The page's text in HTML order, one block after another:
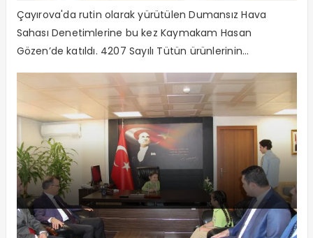
Çayırova'da rutin olarak yürütülen Dumansız Hava
Sahası Denetimlerine bu kez Kaymakam Hasan
Gözen’de katıldı. 4207 Sayılı Tütün ürünlerinin...
İlk Talimat Emniyet’e